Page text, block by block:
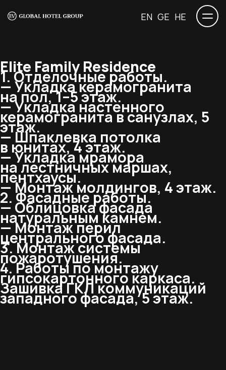
EN GE HE
Elite Family Residence
1. Отделочные работы.
— Укладка керамогранита
на пол, 1–5 этаж.
— Укладка настенного
керамогранита в санузлах, 5
этаж.
— Шпаклевка потолка
в юнитах, 4 этаж.
— Укладка мрамора
на лестничных маршах,
пентхаусы.
— Монтаж молдингов, 4 этаж.
2. Фасадные работы.
— Облицовка фасада
натуральным камнем.
— Монтаж перил
центрального фасада.
3. Монтаж системы
пожаротушения.
4. Работы по монтажу
гипсокартонного каркаса.
Зашивка ГКЛ коммуникаций
западного фасада, 5 этаж.